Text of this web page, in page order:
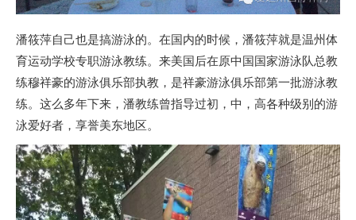
潘筱萍自己也是搞游泳的。在国内的时候，潘筱萍就是温州体
育运动学校专职游泳教练。来美国后在原中国国家游泳队总教
练穆祥豪的游泳俱乐部执教，是祥豪游泳俱乐部第一批游泳教
练。这么多年下来，潘教练曾指导过初，中，高各种级别的游
泳爱好者，享誉美东地区。